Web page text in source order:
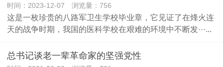
时间：2023-12-07 浏览量：756
这是一枚珍贵的八路军卫生学校毕业章，它见证了在烽火连
天的战争时期，我国的医科学校在艰难的环境中不断发···...
总书记谈老一辈革命家的坚强党性